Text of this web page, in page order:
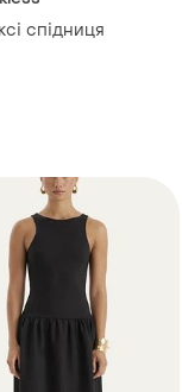
спідниця